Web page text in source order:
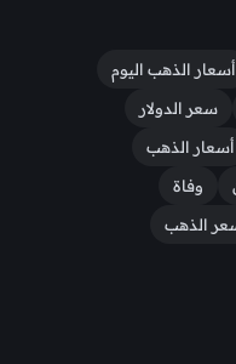
أسعار الذهب اليوم
سعر الدولار
أسعار الذهب
وفاة
الذهب